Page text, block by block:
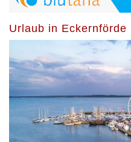
Urlaub in Eckernförde